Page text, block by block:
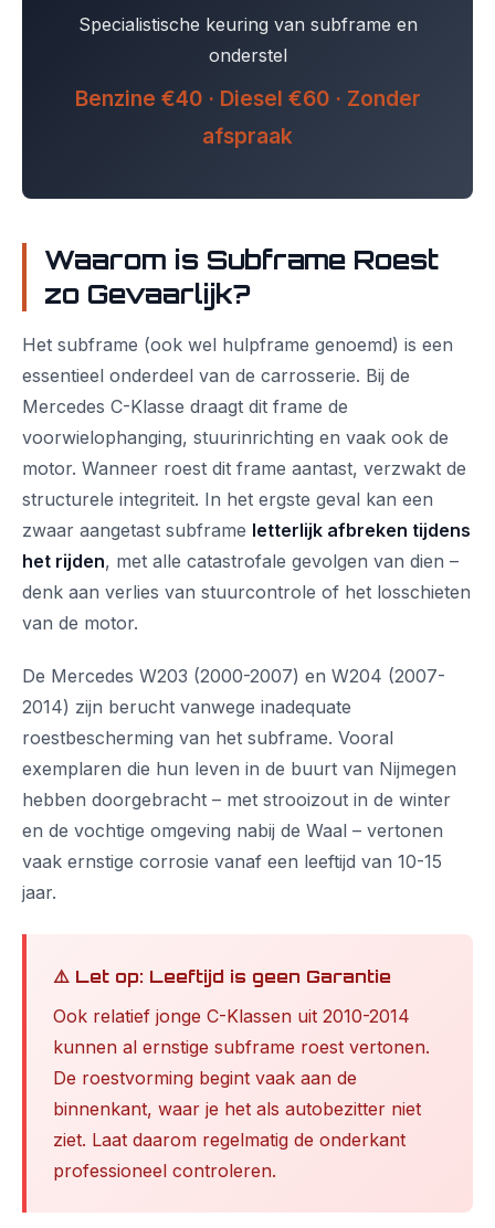
Specialistische keuring van subframe en
onderstel
Benzine €40 · Diesel €60 · Zonder
afspraak
Waarom is Subframe Roest
zo Gevaarlijk?
Het subframe (ook wel hulpframe genoemd) is een
essentieel onderdeel van de carrosserie. Bij de
Mercedes C-Klasse draagt dit frame de
voorwielophanging, stuurinrichting en vaak ook de
motor. Wanneer roest dit frame aantast, verzwakt de
structurele integriteit. In het ergste geval kan een
zwaar aangetast subframe letterlijk afbreken tijdens
het rijden, met alle catastrofale gevolgen van dien –
denk aan verlies van stuurcontrole of het losschieten
van de motor.
De Mercedes W203 (2000-2007) en W204 (2007-
2014) zijn berucht vanwege inadequate
roestbescherming van het subframe. Vooral
exemplaren die hun leven in de buurt van Nijmegen
hebben doorgebracht – met strooizout in de winter
en de vochtige omgeving nabij de Waal – vertonen
vaak ernstige corrosie vanaf een leeftijd van 10-15
jaar.
⚠️ Let op: Leeftijd is geen Garantie
Ook relatief jonge C-Klassen uit 2010-2014
kunnen al ernstige subframe roest vertonen.
De roestvorming begint vaak aan de
binnenkant, waar je het als autobezitter niet
ziet. Laat daarom regelmatig de onderkant
professioneel controleren.